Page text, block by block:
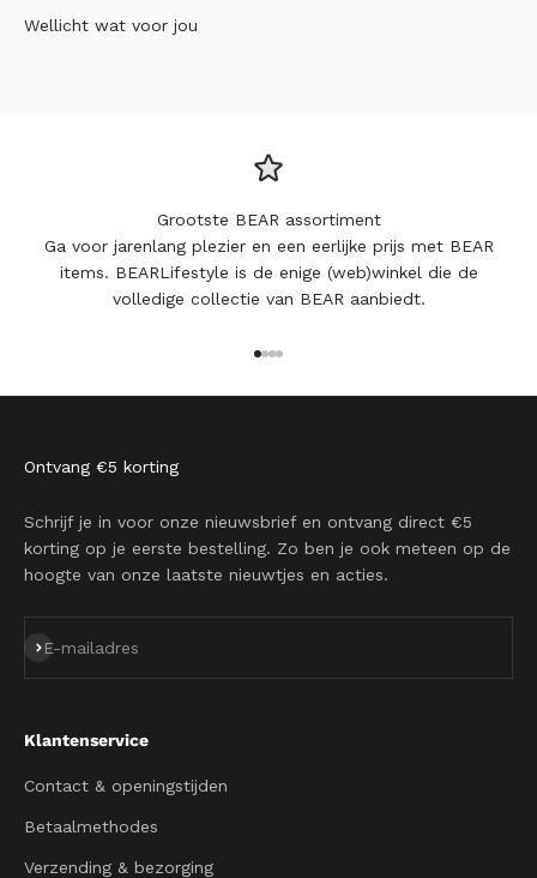
Wellicht wat voor jou
Grootste BEAR assortiment
Ga voor jarenlang plezier en een eerlijke prijs met BEAR
items. BEARLifestyle is de enige (web)winkel die de
volledige collectie van BEAR aanbiedt.
Ontvang €5 korting
Schrijf je in voor onze nieuwsbrief en ontvang direct €5
korting op je eerste bestelling. Zo ben je ook meteen op de
hoogte van onze laatste nieuwtjes en acties.
E-mailadres
Abonneren
Klantenservice
Contact & openingstijden
Betaalmethodes
Verzending & bezorging